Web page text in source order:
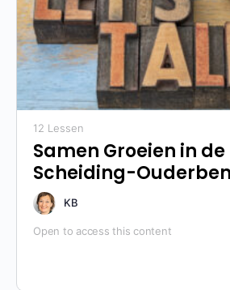
12 Lessen
Samen Groeien in de
Scheiding-
KB
Open to access this content